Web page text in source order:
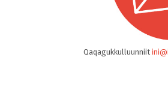
Qaqagukkulluunniit